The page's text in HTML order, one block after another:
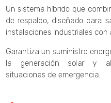
Un sistema híbrido que
de respaldo, diseñado para
instalaciones industriales con
Garantiza un suministro
la generación solar y
situaciones de emergencia.